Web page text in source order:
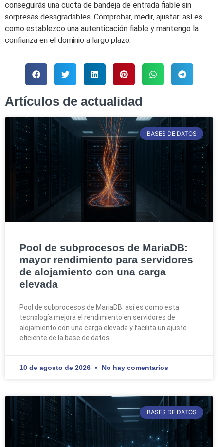
conseguirás una cuota de bandeja de entrada fiable sin
sorpresas desagradables. Comprobar, medir, ajustar: así es
como establezco una autenticación fiable y mantengo la
confianza en el dominio a largo plazo.
Artículos de actualidad
BASES DE DATOS
Pool de subprocesos de MariaDB:
mayor rendimiento para servidores
de alojamiento con una carga
elevada
Pool de subprocesos de MariaDB: así es como esta
tecnología mejora el rendimiento en servidores de
alojamiento con una carga elevada y facilita un ajuste
eficiente de la base de datos.
10 de agosto de 2026 No hay comentarios
BASES DE DATOS